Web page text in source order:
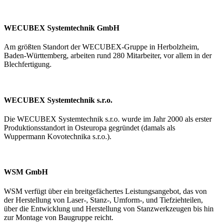
WECUBEX Systemtechnik GmbH
Am größten Standort der WECUBEX-Gruppe in Herbolzheim,
Baden-Württemberg, arbeiten rund 280 Mitarbeiter, vor allem in der
Blechfertigung.
WECUBEX Systemtechnik s.r.o.
Die WECUBEX Systemtechnik s.r.o. wurde im Jahr 2000 als erster
Produktionsstandort in Osteuropa gegründet (damals als
Wuppermann Kovotechnika s.r.o.).
WSM GmbH
WSM verfügt über ein breitgefächertes Leistungsangebot, das von
der Herstellung von Laser-, Stanz-, Umform-, und Tiefziehteilen,
über die Entwicklung und Herstellung von Stanzwerkzeugen bis hin
zur Montage von Baugruppe reicht.